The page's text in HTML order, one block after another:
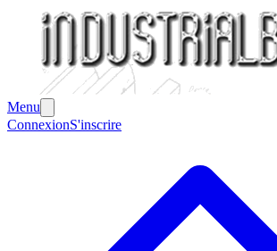
Menu
ConnexionS'inscrire